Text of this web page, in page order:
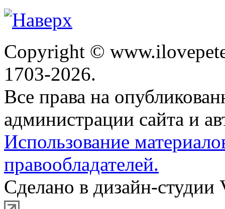
Copyright ©
1703-2026.
Все права на
администрации сайта и
Использование
правообладателей.
Сделано в дизайн-студии